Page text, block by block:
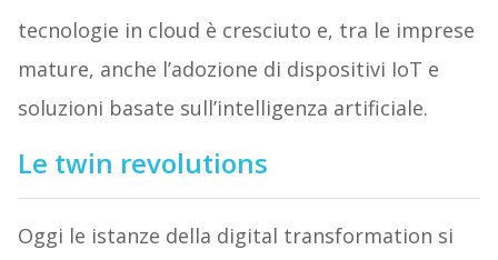
tecnologie in cloud è cresciuto e, tra le imprese
mature, anche l’adozione di dispositivi IoT e
soluzioni basate sull’intelligenza artificiale.
Le twin revolutions
Oggi le istanze della digital transformation si